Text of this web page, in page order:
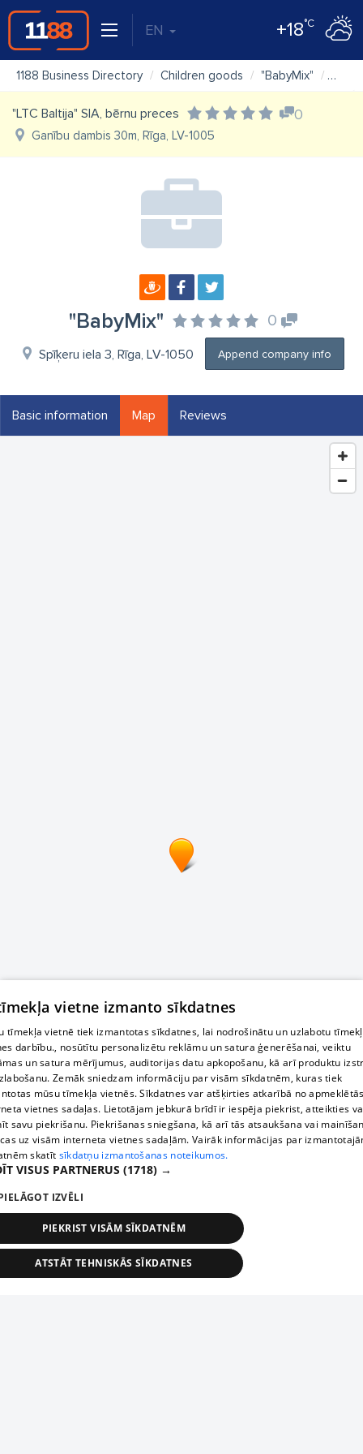
EN +18°C
1188 Business Directory Children goods "BabyMix" Map
"LTC Baltija" SIA, bērnu preces 0
Ganību dambis 30m, Rīga, LV-1005
"BabyMix" 0
Spīķeru iela 3, Rīga, LV-1050 Append company info
Basic information Map Reviews
vietne izmanto sīkdatnes
tīmekļa vietnē tiek izmantotas sīkdatnes, lai nodrošinātu un uzlabotu
darbību., nosūtītu personalizētu reklāmu un satura ģenerēšanai, veiktu
un satura mērījumus, auditorijas datu apkopošanu, kā arī produktu
Zemāk sniedzam informāciju par visām sīkdatnēm, kuras tiek
mūsu tīmekļa vietnēs. Sīkdatnes var atšķirties atkarībā no
vietnes sadaļas. Lietotājam jebkurā brīdī ir iespēja piekrist, atteikties
savu piekrišanu. Piekrišanas sniegšana, kā arī tās atsaukšana vai
uz visām interneta vietnes sadaļām. Vairāk informācijas par
skatīt sīkdatņu izmantošanas noteikumos.
VISUS PARTNERUS (1718) →
IZVĒLI
PIEKRIST VISĀM SĪKDATNĒM
ATSTĀT TEHNISKĀS SĪKDATNES